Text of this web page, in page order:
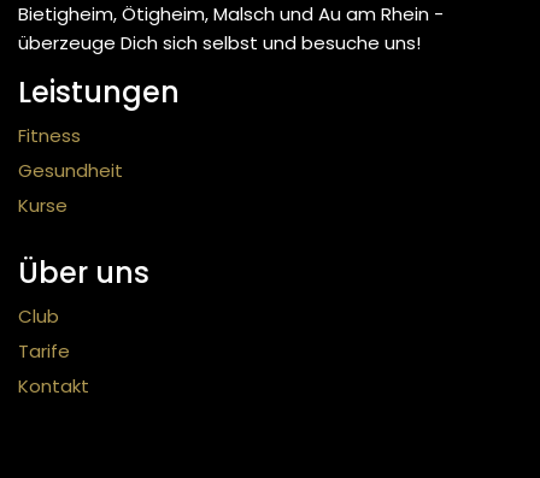
Bietigheim, Ötigheim, Malsch und Au am Rhein -
überzeuge Dich sich selbst und besuche uns!
Leistungen
Fitness
Gesundheit
Kurse
Über uns
Club
Tarife
Kontakt